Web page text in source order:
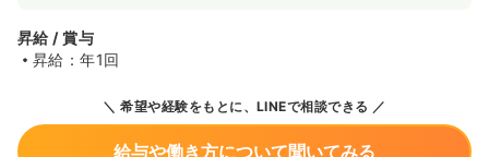
昇給 / 賞与
昇給：年1回
希望や経験をもとに、LINEで相談できる
給与や働き方について聞いてみる